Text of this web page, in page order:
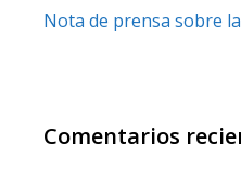
Nota de prensa sobre
Comentarios